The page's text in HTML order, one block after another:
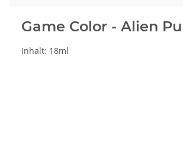
Game Color - Alien
Inhalt: 18ml